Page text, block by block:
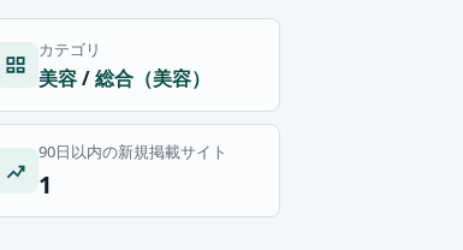
カテゴリ
美容 /総合（美容）
90日以内の新規掲載サイト
1